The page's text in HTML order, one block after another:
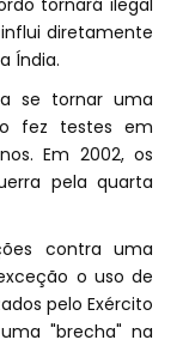
tornará ilegal
diretamente
Índia.
se tornar uma
fez testes em
Em 2002, os
pela quarta
contra uma
o uso de
pelo Exército
"brecha" na